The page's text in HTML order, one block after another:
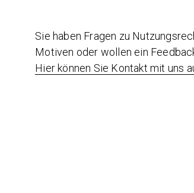
Sie haben Fragen zu
Motiven oder wollen ein
Hier können Sie Kontakt mit uns